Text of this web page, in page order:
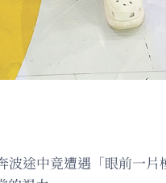
途中竟遭遇「眼前一